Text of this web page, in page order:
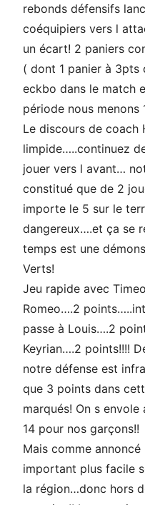
rebonds défensifs
coéquipiers vers l
un écart! 2 paniers
( dont 1 panier à
eckbo dans le match
période nous menons
Le discours de coach
limpide…..continuez
jouer vers l avant…
constitué que de 2
importe le 5 sur le
dangereux….et ça se
temps est une
Verts!
Jeu rapide avec
Romeo….2
passe à Louis….2
Keyrian….2 points!!!!
notre défense est
que 3 points dans
marqués! On s
14 pour nos garçons!!
Mais comme
important plus facile
la région…donc hors